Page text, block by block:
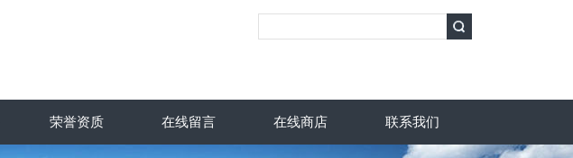
荣誉资质 在线留言 在线商店 联系我们